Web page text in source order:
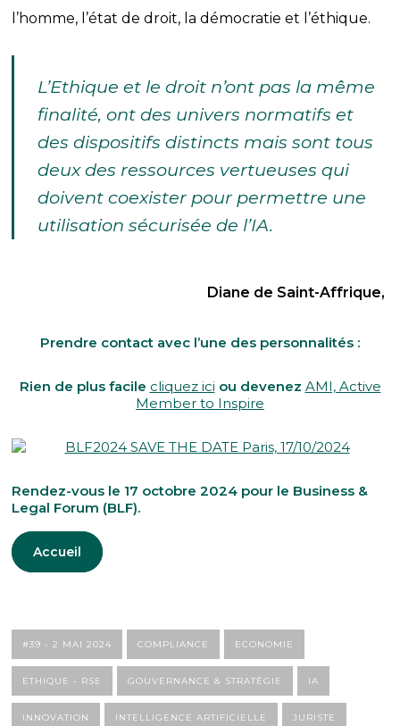
l’homme, l’état de droit, la démocratie et l’éthique.
L’Ethique et le droit n’ont pas la même
finalité, ont des univers normatifs et
des dispositifs distincts mais sont tous
deux des ressources vertueuses qui
doivent coexister pour permettre une
utilisation sécurisée de l’IA.
Diane de Saint-Affrique,
Prendre contact avec l’une des personnalités :
Rien de plus facile cliquez ici ou devenez AMI, Active
Member to Inspire
Rendez-vous le 17 octobre 2024 pour le Business &
Legal Forum (BLF).
Accueil
#39 - 2 MAI 2024 COMPLIANCE ECONOMIE
ETHIQUE - RSE GOUVERNANCE & STRATÉGIE IA
INNOVATION INTELLIGENCE ARTIFICIELLE JURISTE